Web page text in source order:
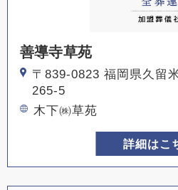
善導寺草苑
〒839-0823 福岡県久留
265-5
木下㈱草苑
詳細はこ